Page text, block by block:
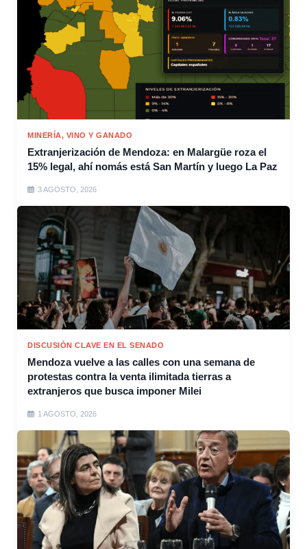
MINERÍA, VINO Y GANADO
Extranjerización de Mendoza: en Malargüe roza el
15% legal, ahí nomás está San Martín y luego La Paz
3 AGOSTO, 2026
DISCUSIÓN CLAVE EN EL SENADO
Mendoza vuelve a las calles con una semana de
protestas contra la venta ilimitada tierras a
extranjeros que busca imponer Milei
1 AGOSTO, 2026